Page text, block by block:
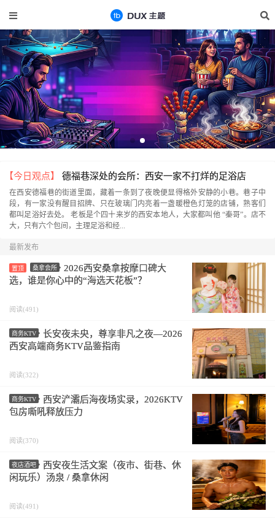
【今日观点】 德福巷深处的会所：西安一家不打烊的足浴店
在西安德福巷的街道里面，藏着一条到了夜晚便显得格外安静的小巷。巷子中
段，有一家没有醒目招牌、只在玻璃门内亮着一盏暖橙色灯笼的店铺，熟客们
都叫足浴好去处。 老板是个四十来岁的西安本地人，大家都叫他 “秦哥”。店不
大，只有六个包间，主理足浴和经...
最新发布
桑拿会所
2026西安桑拿按摩口碑大
选，谁是你心中的“海选天花板”？
置顶
阅读(491)
商务KTV
长安夜未央，尊享非凡之夜—2026
西安高端商务KTV品鉴指南
阅读(322)
商务KTV
西安浐灞后海夜场实录，2026KTV
包房嘶吼释放压力
阅读(370)
夜店酒吧
西安夜生活文案（夜市、街巷、休
闲玩乐）汤泉 / 桑拿休闲
阅读(491)